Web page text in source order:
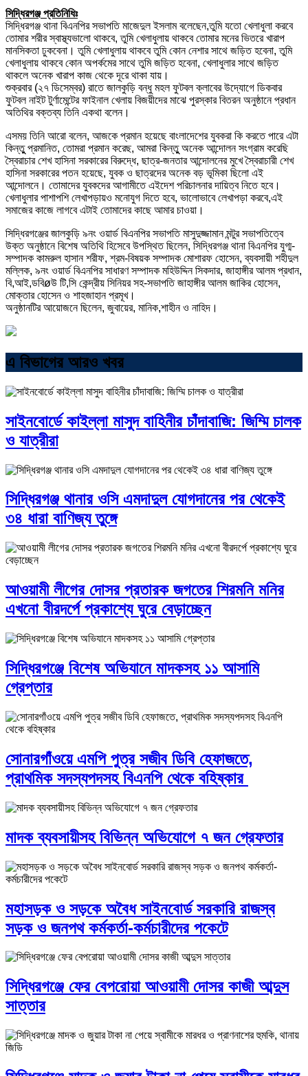
সিদ্ধিরগঞ্জ প্রতিনিধিঃ
সিদ্ধিরগঞ্জ থানা বিএনপির সভাপতি মাজেদুল ইসলাম বলেছেন,তুমি যতো খেলাধুলা করবে
তোমার শরীর স্বাস্থ্যভালো থাকবে, তুমি খেলাধুলায় থাকবে তোমার মনের ভিতরে খারাপ
মানসিকতা ঢুকবেনা। তুমি খেলাধুলায় থাকবে তুমি কোন নেশার সাথে জড়িত হবেনা, তুমি
খেলাধুলায় থাকবে কোন অপর্কমের সাথে তুমি জড়িত হবেনা, খেলাধুলার সাথে জড়িত
থাকলে অনেক খারাপ কাজ থেকে দূরে থাকা যায়।
শুক্রবার (২৭ ডিসেম্বর) রাতে জালকুড়ি বন্ধু মহল ফুটবল ক্লাবের উদ্যোগে ডিকবার
ফুটবল নাইট টুর্ণামেন্টের ফাইনাল খেলায় বিজয়ীদের মাঝে পুরস্কার বিতরন অনুষ্ঠানে প্রধান
অতিথির বক্তব্য তিনি একথা বলেন।
এসময় তিনি আরো বলেন, আজকে প্রমান হয়েছে বাংলাদেশের যুবকরা কি করতে পারে এটা
কিন্তুু প্রমানিত, তোমরা প্রমান করেছ, আমরা কিন্তুু অনেক আন্দোলন সংগ্রাম করেছি
স্বৈরাচার শেখ হাসিনা সরকারের বিরুদ্ধে, ছাত্র-জনতার আন্দোলনের মুখে স্বৈরাচারী শেখ
হাসিনা সরকারের পতন হয়েছে, যুবক ও ছাত্রদের অনেক বড় ভূমিকা ছিলো এই
আন্দোলনে। তোমাদের যুবকদের আগামীতে এইদেশ পরিচালনার দায়িত্ব নিতে হবে।
খেলাধুলার পাশাপশি লেখাপড়ায়ও মনোযুগ দিতে হবে, ভালোভাবে লেখাপড়া করবে,এই
সমাজের কাজে লাগবে এটাই তোমাদের কাছে আমার চাওয়া।
সিদ্ধিরগঞ্জের জালকুড়ি ৯নং ওয়ার্ড বিএনপির সভাপতি মাসুদুজ্জামান মন্টুর সভাপতিত্বে
উক্ত অনুষ্ঠানে বিশেষ অতিথি হিসেবে উপস্থিত ছিলেন, সিদ্ধিরগঞ্জ থানা বিএনপির যুগ্ম-
সম্পাদক কামরুল হাসান শরীফ, শ্রম-বিষয়ক সম্পাদক মোশারফ হোসেন, ব্যবসায়ী শহীদুল
মল্লিক, ৯নং ওয়ার্ড বিএনপির সাধারণ সম্পাদক মহিউদ্দিন সিকদার, জাহাঙ্গীর আলম প্রধান,
বি,আই,ডবিøউ টি,সি কেন্দ্রীয় সিনিয়র সহ-সভাপতি জাহাঙ্গীর আলম জাকির হোসেন,
মোক্তার হোসেন ও শাহজাহান প্রমূখ।
অনুষ্ঠানটির আয়োজনে ছিলেন, জুবায়ের, মানিক,শাহীন ও নাহিদ।
এ বিভাগের আরও খবর
সাইনবোর্ডে কাইল্লা মাসুদ বাহিনীর চাঁদাবাজি: জিম্মি চালক
ও যাত্রীরা
সিদ্ধিরগঞ্জ থানার ওসি এমদাদুল যোগদানের পর থেকেই
৩৪ ধারা বাণিজ্য তুঙ্গে
আওয়ামী লীগের দোসর প্রতারক জগতের শিরমনি মনির
এখনো বীরদর্পে প্রকাশ্যে ঘুরে বেড়াচ্ছেন
সিদ্ধিরগঞ্জে বিশেষ অভিযানে মাদকসহ ১১ আসামি
গ্রেপ্তার
সোনারগাঁওয়ে এমপি পুত্র সজীব ডিবি হেফাজতে,
প্রাথমিক সদস্যপদসহ বিএনপি থেকে বহিষ্কার
মাদক ব্যবসায়ীসহ বিভিন্ন অভিযোগে ৭ জন গ্রেফতার
মহাসড়ক ও সড়কে অবৈধ সাইনবোর্ড সরকারি রাজস্ব
সড়ক ও জনপথ কর্মকর্তা-কর্মচারীদের পকেটে
সিদ্ধিরগঞ্জে ফের বেপরোয়া আওয়ামী দোসর কাজী আব্দুস
সাত্তার